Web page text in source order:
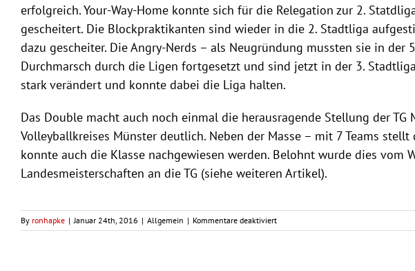
erfolgreich. Your-Way-Home konnte sich für die Relegation zur 2.
gescheitert. Die Blockpraktikanten sind wieder in die 2. Stadtliga
dazu gescheiter. Die Angry-Nerds – als Neugründung mussten sie in
Durchmarsch durch die Ligen fortgesetzt und sind jetzt in der 3.
stark verändert und konnte dabei die Liga halten.
Das Double macht auch noch einmal die herausragende Stellung der
Volleyballkreises Münster deutlich. Neben der Masse – mit 7 Teams
konnte auch die Klasse nachgewiesen werden. Belohnt wurde dies vom
Landesmeisterschaften an die TG (siehe weiteren Artikel).
By ronhapke | Januar 24th, 2016 | Allgemein | Kommentare deaktiviertfür
Saisonbilanz